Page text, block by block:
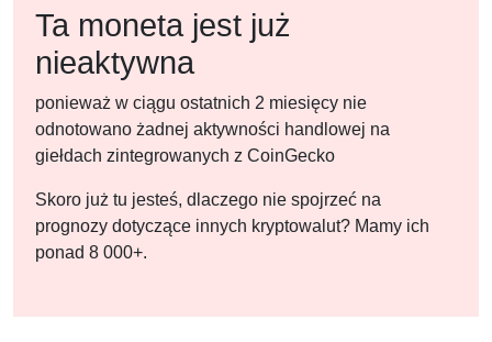
Ta moneta jest już
nieaktywna
ponieważ w ciągu ostatnich 2 miesięcy nie
odnotowano żadnej aktywności handlowej na
giełdach zintegrowanych z CoinGecko
Skoro już tu jesteś, dlaczego nie spojrzeć na
prognozy dotyczące innych kryptowalut? Mamy ich
ponad 8 000+.